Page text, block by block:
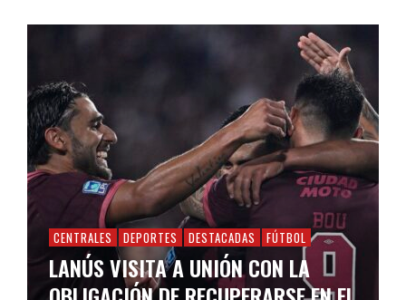
CENTRALES DEPORTES DESTACADAS FÚTBOL
LANÚS VISITA A UNIÓN CON LA